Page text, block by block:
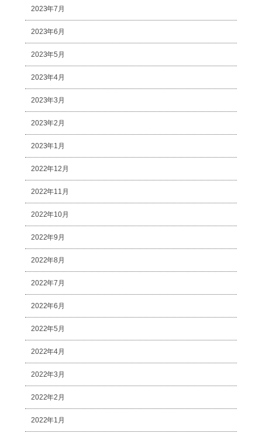
2023年7月
2023年6月
2023年5月
2023年4月
2023年3月
2023年2月
2023年1月
2022年12月
2022年11月
2022年10月
2022年9月
2022年8月
2022年7月
2022年6月
2022年5月
2022年4月
2022年3月
2022年2月
2022年1月